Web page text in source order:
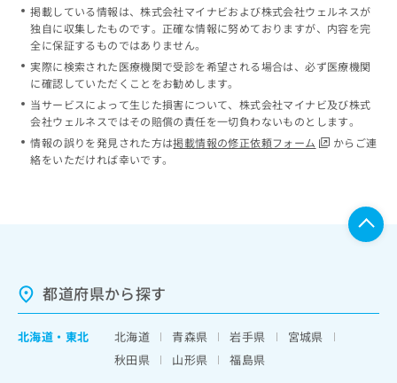
掲載している情報は、株式会社マイナビおよび株式会社ウェルネスが
独自に収集したものです。正確な情報に努めておりますが、内容を完
全に保証するものではありません。
実際に検索された医療機関で受診を希望される場合は、必ず医療機関
に確認していただくことをお勧めします。
当サービスによって生じた損害について、株式会社マイナビ及び株式
会社ウェルネスではその賠償の責任を一切負わないものとします。
情報の誤りを発見された方は掲載情報の修正依頼フォーム
からご連
絡をいただければ幸いです。
都道府県から探す
北海道 ・ 東北 北海道 青森県 岩手県
宮城県
秋田県
山形県
福島県